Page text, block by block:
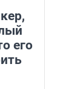
его